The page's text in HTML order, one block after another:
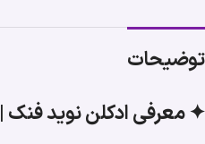
توضیحات
✦ معرفی ادکلن نوید فنک | Fennec Navid